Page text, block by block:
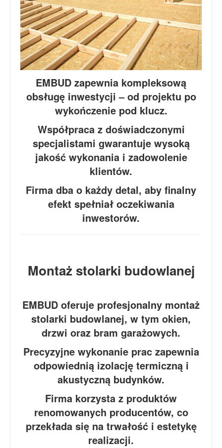
EMBUD zapewnia kompleksową
obsługę inwestycji – od projektu po
wykończenie pod klucz.
Współpraca z doświadczonymi
specjalistami gwarantuje wysoką
jakość wykonania i zadowolenie
klientów.
Firma dba o każdy detal, aby finalny
efekt spełniał oczekiwania
inwestorów.
Montaż stolarki budowlanej
EMBUD oferuje profesjonalny montaż
stolarki budowlanej, w tym okien,
drzwi oraz bram garażowych.
Precyzyjne wykonanie prac zapewnia
odpowiednią izolację termiczną i
akustyczną budynków.
Firma korzysta z produktów
renomowanych producentów, co
przekłada się na trwałość i estetykę
realizacji.